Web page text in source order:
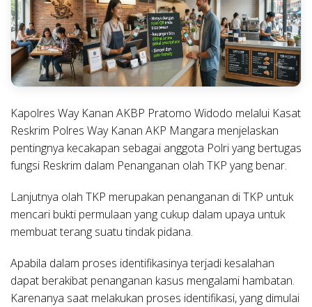
Kapolres Way Kanan AKBP Pratomo Widodo melalui Kasat
Reskrim Polres Way Kanan AKP Mangara menjelaskan
pentingnya kecakapan sebagai anggota Polri yang bertugas
fungsi Reskrim dalam Penanganan olah TKP yang benar.
Lanjutnya olah TKP merupakan penanganan di TKP untuk
mencari bukti permulaan yang cukup dalam upaya untuk
membuat terang suatu tindak pidana.
Apabila dalam proses identifikasinya terjadi kesalahan
dapat berakibat penanganan kasus mengalami hambatan.
Karenanya saat melakukan proses identifikasi, yang dimulai